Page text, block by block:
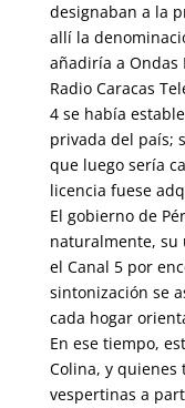
designaban a la
allí la
añadiría a Ondas
Radio Caracas
4 se había
privada del país;
que luego sería
licencia fuese
El gobierno de
naturalmente, su
el Canal 5 por
sintonización se
cada hogar
En ese tiempo,
Colina, y
vespertinas a